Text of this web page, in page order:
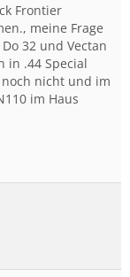
Frontier
meine Frage
32 und Vectan
in .44 Special
nicht und im
im Haus